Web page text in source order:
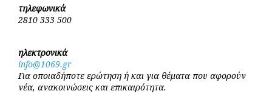
τηλεφωνικά
2810 333 500
ηλεκτρονικά
info@1069.gr
Για οποιαδήποτε ερώτηση ή και για θέματα που αφορούν
νέα, ανακοινώσεις και επικαιρότητα.